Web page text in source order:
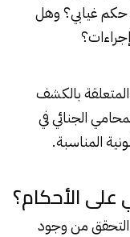
حكم غيابي؟ وهل
بالكشف
الجنائي في
المناسبة.
الأحكام؟
التحقق من وجود